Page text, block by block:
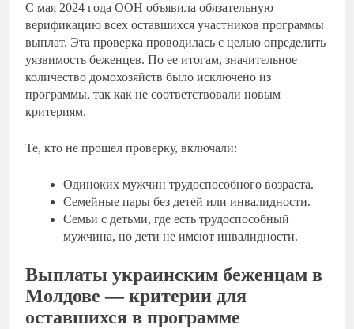
С мая 2024 года ООН объявила обязательную
верификацию всех оставшихся участников программы
выплат. Эта проверка проводилась с целью определить
уязвимость беженцев. По ее итогам, значительное
количество домохозяйств было исключено из
программы, так как не соответствовали новым
критериям.
Те, кто не прошел проверку, включали:
Одиноких мужчин трудоспособного возраста.
Семейные пары без детей или инвалидности.
Семьи с детьми, где есть трудоспособный
мужчина, но дети не имеют инвалидности.
Выплаты украинским беженцам в
Молдове — критерии для
оставшихся в программе